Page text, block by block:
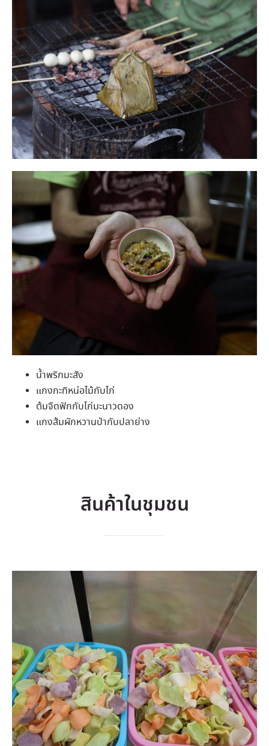
น้ำพริกมะสัง
แกงกะทิหน่อไม้กับไก่
ต้มจืดฟักกับไก่มะนาวดอง
แกงส้มผักหวานป่ากับปลาย่าง
สินค้าในชุมชน